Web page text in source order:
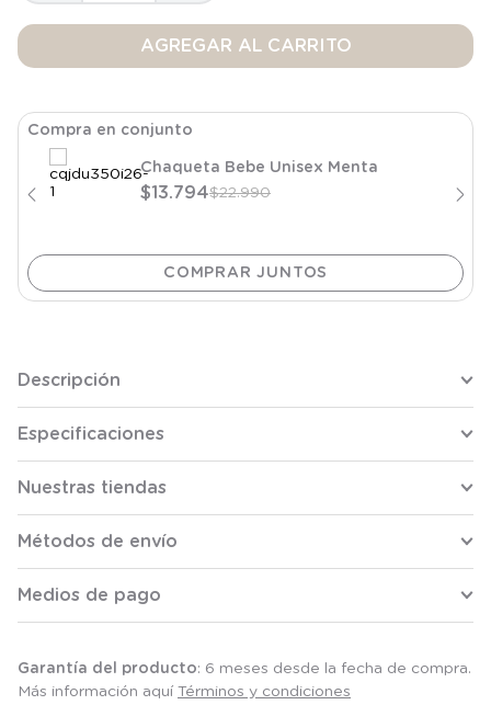
AGREGAR AL CARRITO
Compra en conjunto
Chaqueta Bebe Unisex Menta
$13.794$22.990
Descripción
Especificaciones
Nuestras tiendas
Métodos de envío
Medios de pago
Garantía del producto: 6 meses desde la fecha de compra.
Más información aquí Términos y condiciones